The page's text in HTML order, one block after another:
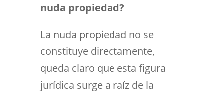
nuda propiedad?
La nuda propiedad no se
constituye directamente,
queda claro que esta figura
jurídica surge a raíz de la